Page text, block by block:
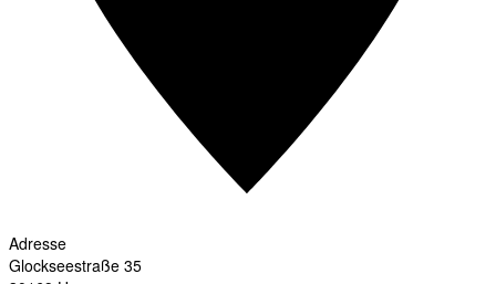
Adresse
Glockseestraße 35